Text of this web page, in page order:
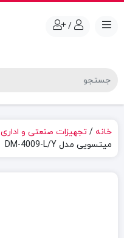
/
خانه / تجهیزات صنعتی و اداری
میتسویی مدل DM-4009-L/Y